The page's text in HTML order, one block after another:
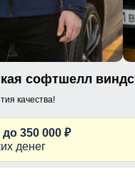
качества!
350 000 ₽
денег